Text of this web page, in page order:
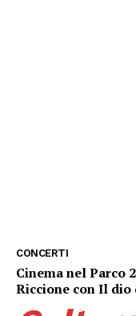
CONCERTI
Cinema nel Parco
Riccione con Il dio